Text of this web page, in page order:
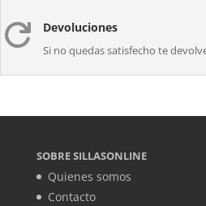
 Devoluciones
Si no quedas satisfecho te
SOBRE SILLASONLINE
Quienes somos
Contacto